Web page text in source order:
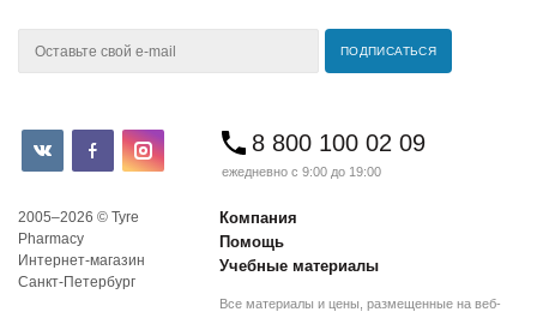
8 800 100 02 09
ежедневно с 9:00 до 19:00
2005–2026 © Tyre
Pharmacy
Интернет-магазин
Санкт-Петербург
Компания
Помощь
Учебные материалы
Все материалы и цены, размещенные на веб-